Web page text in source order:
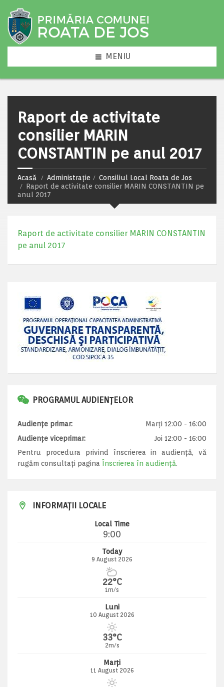
MENIU
Raport de activitate
consilier MARIN
CONSTANTIN pe anul 2017
Acasă Administrație
Consiliul Local Roata de Jos
Raport de activitate consilier MARIN CONSTANTIN pe
anul 2017
Raport de activitate consilier MARIN CONSTANTIN
pe anul 2017
PROGRAMUL AUDIENȚELOR
Audiențe primar:
Marți 12:00 - 16:00
Audiențe viceprimar:
Joi 12:00 - 16:00
Pentru procedura privind înscrierea in audiență, vă
rugăm consultați pagina Înscrierea în audiență.
INFORMAȚII LOCALE
Local Time
9:00
Today
9 August 2026
22°C
1m/s
Luni
10 August 2026
33°C
2m/s
Marți
11 August 2026